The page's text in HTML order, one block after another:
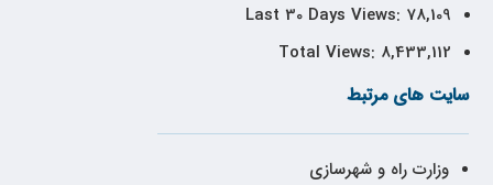
Last 30 Days Views: 78,109
Total Views: 8,433,112
سایت های مرتبط
وزارت راه و شهرسازی